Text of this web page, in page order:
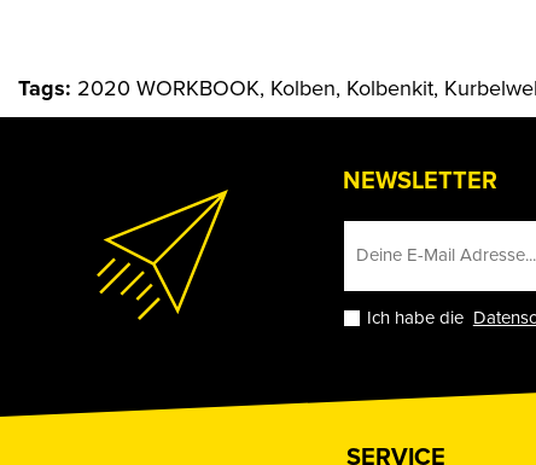
Tags: 2020 WORKBOOK, Kolben, Kolbenkit,
NEWSLETTER
Ich habe die
SERVICE